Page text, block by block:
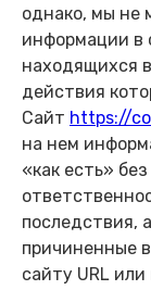
однако, мы не
информации в
находящихся
действия
Сайт https://
на нем
«как есть»
последствия,
причиненные
сайту URL